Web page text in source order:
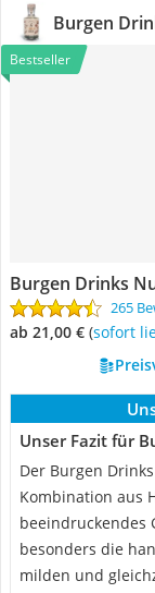
Burgen
Bestseller
Burgen Drinks
265
ab 21,00 € ( Sofort
Unser Fazit für
Der Burgen
Kombination aus
beeindruckendes
besonders die
milden und